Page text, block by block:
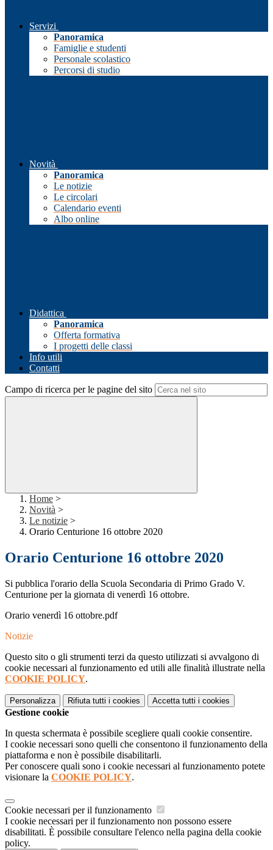
Servizi
Panoramica
Famiglie e studenti
Personale scolastico
Percorsi di studio
Novità
Panoramica
Le notizie
Le circolari
Calendario eventi
Albo online
Didattica
Panoramica
Offerta formativa
I progetti delle classi
Info utili
Contatti
Campo di ricerca per le pagine del sito
Home >
Novità >
Le notizie >
Orario Centurione 16 ottobre 2020
Orario Centurione 16 ottobre 2020
Si pubblica l'orario della Scuola Secondaria di Primo Grado V.
Centurione per la giornata di venerdì 16 ottobre.
Orario venerdì 16 ottobre.pdf
Notizie
Questo sito o gli strumenti terzi da questo utilizzati si avvalgono di
cookie necessari al funzionamento ed utili alle finalità illustrate nella
COOKIE POLICY.
Personalizza Rifiuta tutti i cookies Accetta tutti i cookies
Gestione cookie
In questa schermata è possibile scegliere quali cookie consentire.
I cookie necessari sono quelli che consentono il funzionamento della
piattaforma e non è possibile disabilitarli.
Per conoscere quali sono i cookie necessari al funzionamento potete
visionare la COOKIE POLICY.
Cookie necessari per il funzionamento
I cookie necessari per il funzionamento non possono essere
disabilitati. È possibile consultare l'elenco nella pagina della cookie
policy.